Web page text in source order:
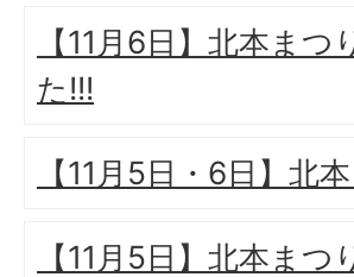
【11月6日】北本ま
た!!!
【11月5日・6日】北
【11月5日】北本ま